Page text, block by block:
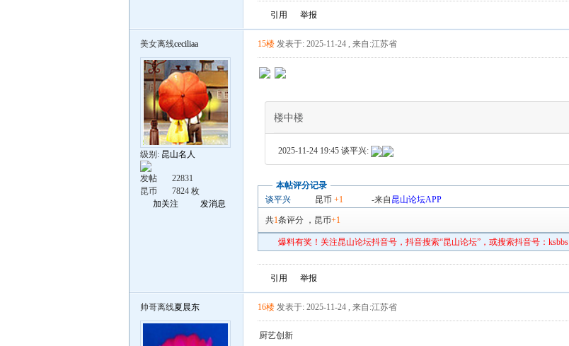
引用 举报
美女离线ceciliaa
级别: 昆山名人
发帖
22831
昆币
7824 枚
加关注
发消息
15楼 发表于: 2025-11-24 , 来自:江苏省
楼中楼
2025-11-24 19:45 谈平兴:
本帖评分记录
谈平兴
昆币 +1 -来自 昆山论坛APP
共1条评分 ， 昆币+1
爆料有奖！关注昆山论坛抖音号，抖音搜索“昆山论坛”，或搜索抖音号：ksbbs
引用 举报
帅哥离线夏晨东 16楼 发表于: 2025-11-24 , 来自:江苏省
厨艺创新